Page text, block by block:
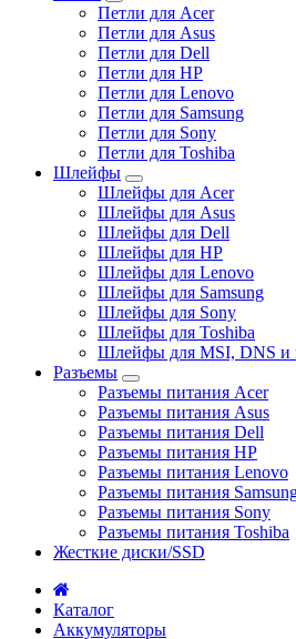
Петли для Acer
Петли для Asus
Петли для Dell
Петли для HP
Петли для Lenovo
Петли для Samsung
Петли для Sony
Петли для Toshiba
Шлейфы
Шлейфы для Acer
Шлейфы для Asus
Шлейфы для Dell
Шлейфы для HP
Шлейфы для Lenovo
Шлейфы для Samsung
Шлейфы для Sony
Шлейфы для Toshiba
Шлейфы для MSI, DNS и
Разъемы
Разъемы питания Acer
Разъемы питания Asus
Разъемы питания Dell
Разъемы питания HP
Разъемы питания Lenovo
Разъемы питания
Разъемы питания Sony
Разъемы питания Toshiba
Жесткие диски/SSD
Каталог
Аккумуляторы